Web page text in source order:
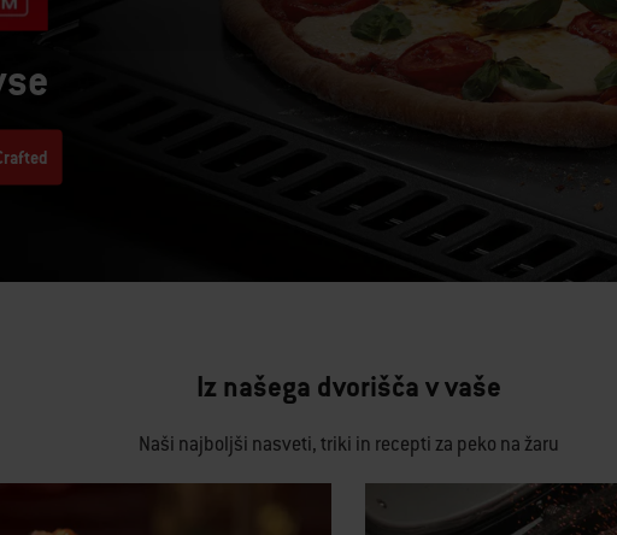
Iz našega dvorišča v vaše
Naši najboljši nasveti, triki in recepti za peko na žaru